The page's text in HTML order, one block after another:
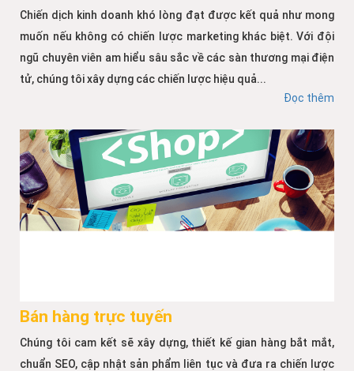
Chiến dịch kinh doanh khó lòng đạt được kết quả như mong
muốn nếu không có chiến lược marketing khác biệt. Với đội
ngũ chuyên viên am hiểu sâu sắc về các sàn thương mại điện
tử, chúng tôi xây dựng các chiến lược hiệu quả...
Đọc thêm
Bán hàng trực tuyến
Chúng tôi cam kết sẽ xây dựng, thiết kế gian hàng bắt mắt,
chuẩn SEO, cập nhật sản phẩm liên tục và đưa ra chiến lược